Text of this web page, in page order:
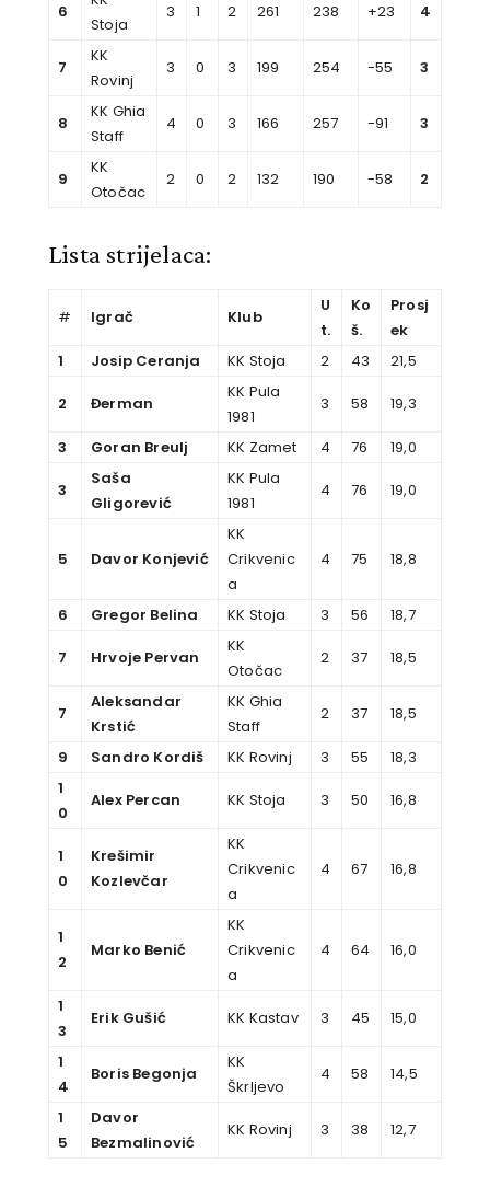
6
Stoja
3 1 2 261 238 +23 4
7
KK
Rovinj
3 0 3 199 254 -55 3
8
KK Ghia
Staff
4 0 3 166 257 -91 3
9
KK
Otočac
2 0 2 132 190 -58 2
Lista strijelaca:
# Igrač Klub
U
t.
Ko
š.
Prosj
ek
1
Josip Ceranja KK Stoja 2 43 21,5
2 Đerman
KK Pula
1981
3 58 19,3
3 Goran Breulj KK Zamet 4 76 19,0
3
Saša
Gligorević
KK Pula
1981
4 76 19,0
5 Davor Konjević
KK
Crikvenic
a
4 75 18,8
6 Gregor Belina KK Stoja 3 56 18,7
7 Hrvoje Pervan
KK
Otočac
2 37 18,5
7
Aleksandar
Krstić
KK Ghia
Staff
2 37 18,5
9 Sandro Kordiš KK Rovinj 3 55
18,3
1
0
Alex Percan KK Stoja 3 50 16,8
1
0
Krešimir
Kozlevčar
KK
Crikvenic
a
4 67 16,8
1
2
Marko Benić
KK
Crikvenic
a
4 64 16,0
1
3
Erik Gušić KK Kastav 3 45 15,0
1
4
Boris Begonja
KK
Škrljevo
4 58 14,5
1
5
Davor
Bezmalinović
KK Rovinj 3 38 12,7